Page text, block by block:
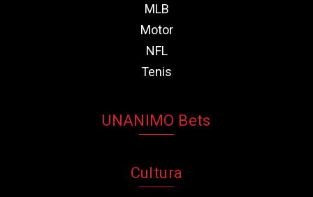
MLB
Motor
NFL
Tenis
UNANIMO Bets
Cultura